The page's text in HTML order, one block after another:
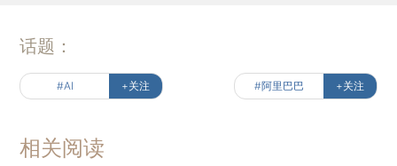
话题：
#AI +关注 #阿里巴巴 +关注
相关阅读